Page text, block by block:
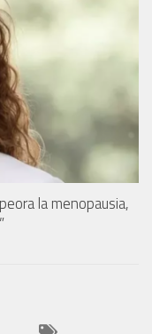
la menopausia,